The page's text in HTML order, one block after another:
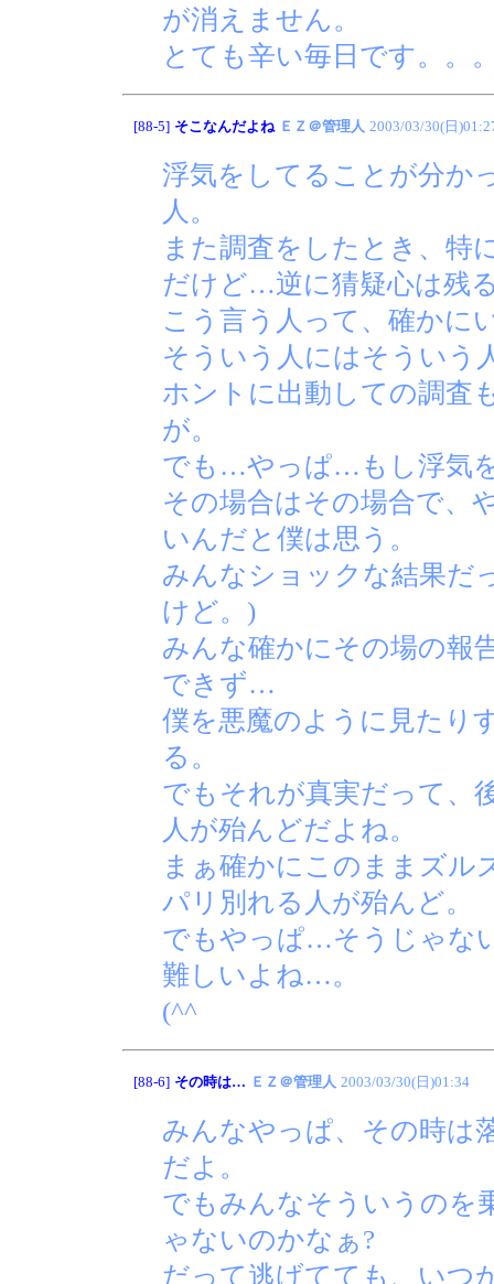
が消えません。
とても辛い毎日です。。
[88-5] そこなんだよね ＥＺ＠管理人 2003/03/30(日
浮気をしてることが分か
人。
また調査をしたとき、特
だけど…逆に猜疑心は残
こう言う人って、確かに
そういう人にはそういう
ホントに出動しての調査
が。
でも…やっぱ…もし浮気
その場合はその場合で、
いんだと僕は思う。
みんなショックな結果だ
けど。)
みんな確かにその場の報
できず…
僕を悪魔のように見たり
る。
でもそれが真実だって、
人が殆んどだよね。
まぁ確かにこのままズル
パリ別れる人が殆んど。
でもやっぱ…そうじゃな
難しいよね…。
(^^ゞ
[88-6] その時は… ＥＺ＠管理人 2003/03/30(日)01:34
みんなやっぱ、その時は
だよ。
でもみんなそういうの
ゃないのかなぁ?
だって逃げてても、いつ